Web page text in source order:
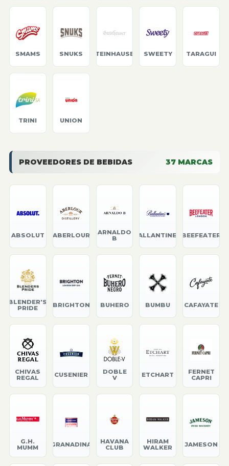
SMAMS SNUKS STEINHAUSER SWEETY TARAGUI
TRINI UNION
PROVEEDORES DE BEBIDAS 37 MARCAS
ABSOLUT ABERLOUR
ARNALDO
B
BALLANTINE'S BEEFEATER
BLENDER'S
PRIDE
BRIGHTON BUHERO BUMBU CAFAYATE
CHIVAS
REGAL
CUSENIER
DOBLE
V
ETCHART
FERNET
CAPRI
G.H.
MUMM
GRANADINA
HAVANA
CLUB
HIRAM
WALKER
JAMESON